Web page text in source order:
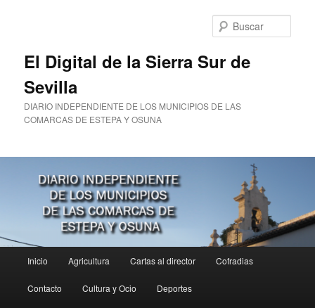
El Digital de la Sierra Sur de
Sevilla
DIARIO INDEPENDIENTE DE LOS MUNICIPIOS DE LAS
COMARCAS DE ESTEPA Y OSUNA
principal
Inicio Agricultura Cartas al director Cofradias
Contacto Cultura y Ocio Deportes